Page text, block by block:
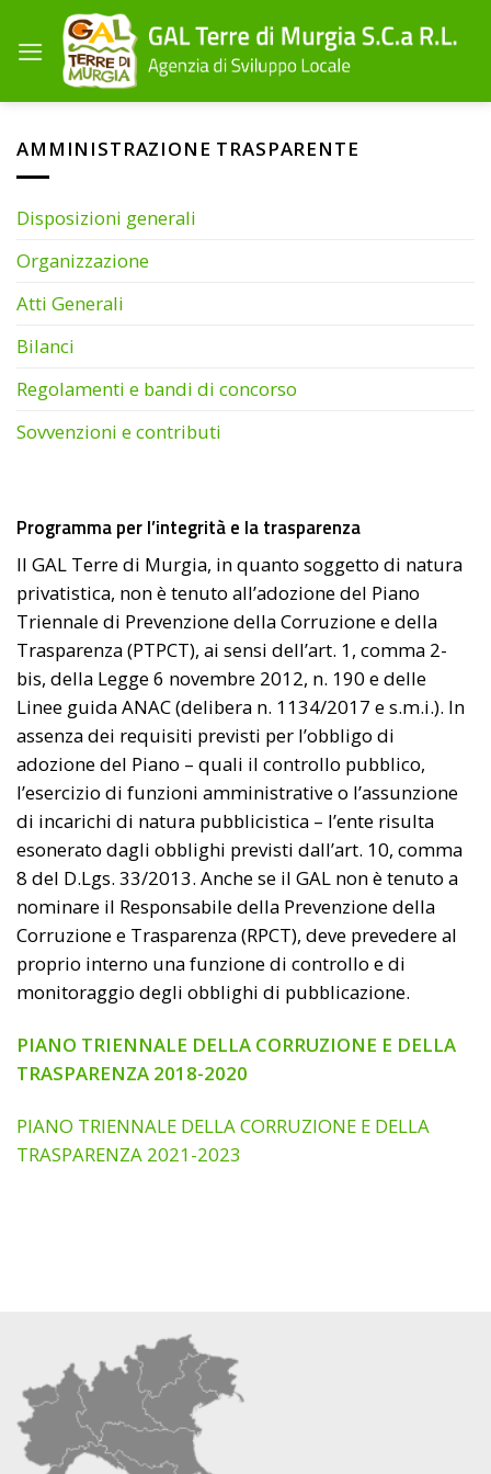
contenuti
Programma per l’integrità e la trasparenza
Il GAL Terre di Murgia, in quanto soggetto di natura
privatistica, non è tenuto all’adozione del Piano
Triennale di Prevenzione della Corruzione e della
Trasparenza (PTPCT), ai sensi dell’art. 1, comma 2-
bis, della Legge 6 novembre 2012, n. 190 e delle
Linee guida ANAC (delibera n. 1134/2017 e s.m.i.). In
assenza dei requisiti previsti per l’obbligo di
adozione del Piano – quali il controllo pubblico,
l’esercizio di funzioni amministrative o l’assunzione
di incarichi di natura pubblicistica – l’ente risulta
esonerato dagli obblighi previsti dall’art. 10, comma
8 del D.Lgs. 33/2013. Anche se il GAL non è tenuto a
nominare il Responsabile della Prevenzione della
Corruzione e Trasparenza (RPCT), deve prevedere al
proprio interno una funzione di controllo e di
monitoraggio degli obblighi di pubblicazione.
PIANO TRIENNALE DELLA CORRUZIONE E DELLA
TRASPARENZA 2018-2020
PIANO TRIENNALE DELLA CORRUZIONE E DELLA
TRASPARENZA 2021-2023
AMMINISTRAZIONE TRASPARENTE
Disposizioni generali
Organizzazione
Atti Generali
Bilanci
Regolamenti e bandi di concorso
Sovvenzioni e contributi